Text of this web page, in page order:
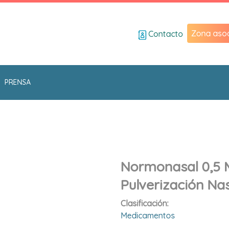
Contacto Zona
PRENSA
Normonasal 0,5
Pulverización
Clasificación:
Medicamentos